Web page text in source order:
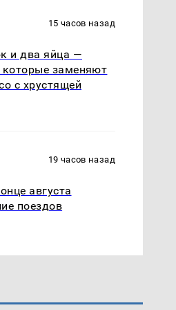
15 часов назад
и два яйца —
заменяют
с хрустящей
19 часов назад
августа
поездов